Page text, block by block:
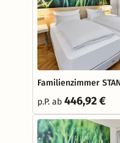
Familienzimmer
p.P. ab 446,92 €